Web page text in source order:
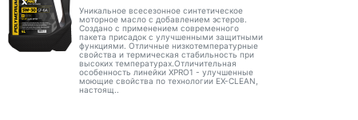
Уникальное всесезонное синтетическое
моторное масло с добавлением эстеров.
Создано с применением современного
пакета присадок с улучшенными защитными
функциями. Отличные низкотемпературные
свойства и термическая стабильность при
высоких температурах.Отличительная
особенность линейки XPRO1 - улучшенные
моющие свойства по технологии EX-CLEAN,
настоящ..